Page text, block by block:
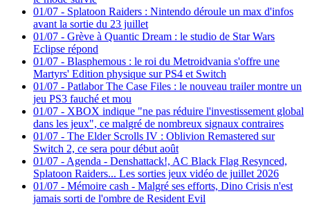
01/07 - Splatoon Raiders : Nintendo déroule un max d'infos
avant la sortie du 23 juillet
01/07 - Grève à Quantic Dream : le studio de Star Wars
Eclipse répond
01/07 - Blasphemous : le roi du Metroidvania s'offre une
Martyrs' Edition physique sur PS4 et Switch
01/07 - Patlabor The Case Files : le nouveau trailer montre un
jeu PS3 fauché et mou
01/07 - XBOX indique "ne pas réduire l'investissement global
dans les jeux", ce malgré de nombreux signaux contraires
01/07 - The Elder Scrolls IV : Oblivion Remastered sur
Switch 2, ce sera pour début août
01/07 - Agenda - Denshattack!, AC Black Flag Resynced,
Splatoon Raiders... Les sorties jeux vidéo de juillet 2026
01/07 - Mémoire cash - Malgré ses efforts, Dino Crisis n'est
jamais sorti de l'ombre de Resident Evil